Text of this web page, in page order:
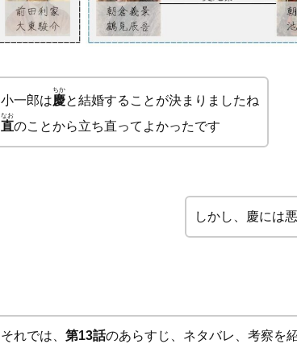
小一郎は慶
ちか
と結婚することが決まりましたね
直
なお
のことから立ち直ってよかったです
しかし、慶には
それでは、 第13話のあらすじ、ネタバレ、考察を